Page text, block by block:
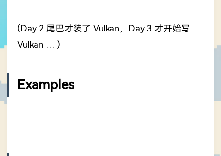
(Day 2 尾巴才装了 Vulkan，Day 3 才开始写
Vulkan … )
Examples